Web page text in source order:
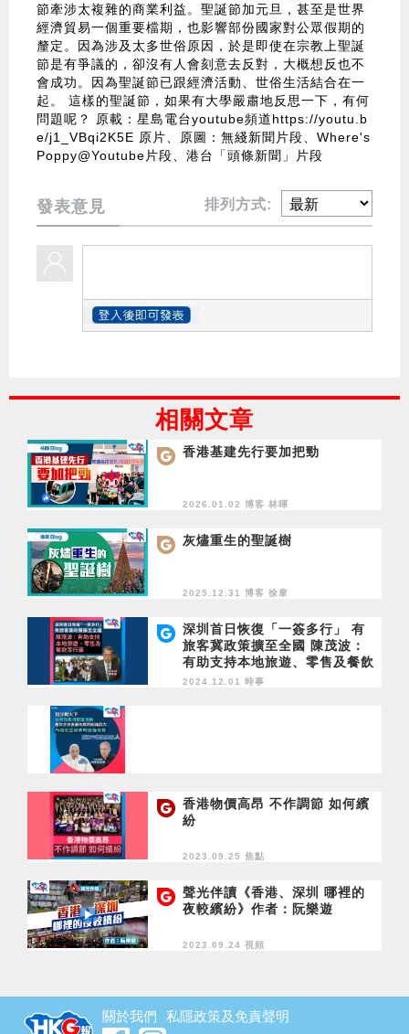
節牽涉太複雜的商業利益。聖誕節加元旦，甚至是世界
經濟貿易一個重要檔期，也影響部份國家對公眾假期的
釐定。因為涉及太多世俗原因，於是即使在宗教上聖誕
節是有爭議的，卻沒有人會刻意去反對，大概想反也不
會成功。因為聖誕節已跟經濟活動、世俗生活結合在一
起。 這樣的聖誕節，如果有大學嚴肅地反思一下，有何
問題呢？ 原載：星島電台youtube頻道https://youtu.b
e/j1_VBqi2K5E 原片、原圖：無綫新聞片段、Where's
Poppy@Youtube片段、港台「頭條新聞」片段
發表意見 排列方式:
相關文章
香港基建先行要加把勁
2026.01.02 博客 林暉
灰燼重生的聖誕樹
2025.12.31 博客 徐韋
深圳首日恢復「一簽多行」 有
旅客冀政策擴至全國 陳茂波：
有助支持本地旅遊、零售及餐飲
等行業
2024.12.01 時事
香港物價高昂 不作調節 如何繽
紛
2023.09.25 焦點
聲光伴讀《香港、深圳 哪裡的
夜較繽紛》作者：阮樂遊
2023.09.24 視頻
關於我們 私隱政策及免責聲明